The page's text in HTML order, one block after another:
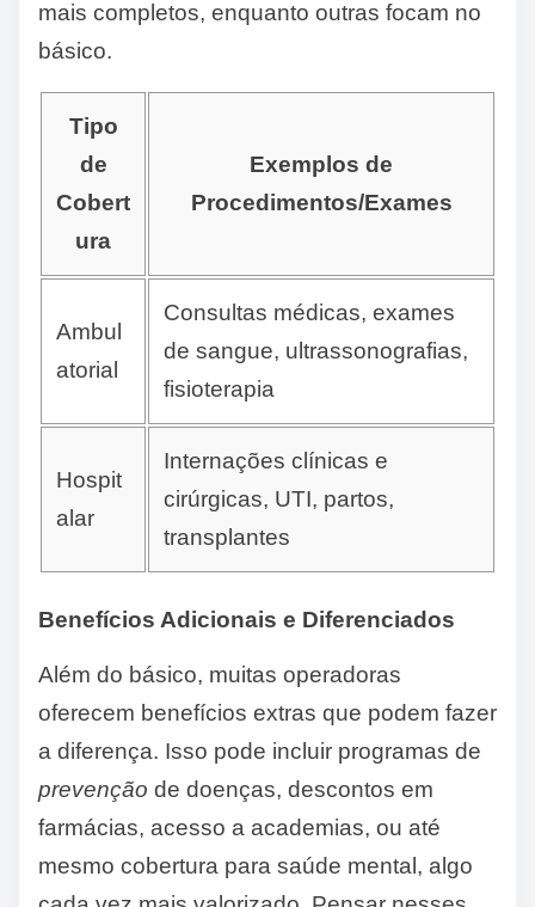
mais completos, enquanto outras focam no
básico.
Tipo
de
Cobert
ura
Exemplos de
Procedimentos/Exames
Ambul
atorial
Consultas médicas, exames
de sangue, ultrassonografias,
fisioterapia
Hospit
alar
Internações clínicas e
cirúrgicas, UTI, partos,
transplantes
Benefícios Adicionais e Diferenciados
Além do básico, muitas operadoras
oferecem benefícios extras que podem fazer
a diferença. Isso pode incluir programas de
prevenção de doenças, descontos em
farmácias, acesso a academias, ou até
mesmo cobertura para saúde mental, algo